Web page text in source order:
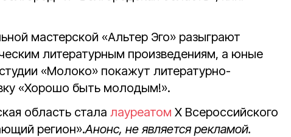
мастерской «Альтер Эго» разыграют
литературным произведениям, а юные
«Молоко» покажут литературно-
«Хорошо быть молодым!».
область стала лауреатом X Всероссийского
регион».Анонс, не является рекламой.